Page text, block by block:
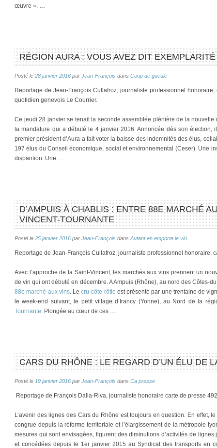
œuvre », …
RÉGION AURA : VOUS AVEZ DIT
Posté le 28 janvier 2016 par Jean-François dans Coup de gueule
Reportage de Jean-François Cullafroz, journaliste professionnel
quotidien genevois Le Courrier.
Ce jeudi 28 janvier se tenait la seconde assemblée plénière de la nouvelle
la mandature qui a débuté le 4 janvier 2016. Annoncée dès son élection,
premier président d’Aura a fait voter la baisse des indemnités des élus,
197 élus du Conseil économique, social et environnemental (Ceser). Une
disparition. Une …
D’AMPUIS À CHABLIS : ENTRE 88E MARCHÉ
VINCENT-TOURNANTE
Posté le 25 janvier 2016 par Jean-François dans Autant en emporte le vin
Reportage de Jean-François Cullafroz, journaliste professionnel honoraire,
Avec l’approche de la Saint-Vincent, les marchés aux vins prennent un
de vin qui ont débuté en décembre. A Ampuis (Rhône), au nord des Côtes-
88e marché aux vins. Lecru côte-rôtie est présenté par une trentaine de
le week-end suivant, le petit village d’Irancy (Yonne), au Nord de la
Tournante. Plongée au cœur de ces …
CARS DU RHÔNE : LE REGARD D’UN ÉLU DE
Posté le 19 janvier 2016 par Jean-François dans Ca presse
Reportage de François Dalla-Riva, journaliste honoraire carte de presse
L’avenir des lignes des Cars du Rhône est toujours en question. En effet,
congrue depuis la réforme territoriale et l’élargissement de la métropole
mesures qui sont envisagées, figurent des diminutions d’activités de
et concédées depuis le 1er janvier 2015 au Syndicat des transports en